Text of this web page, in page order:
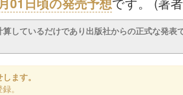
しているだけであり出版社からの正式な発
ます。
。